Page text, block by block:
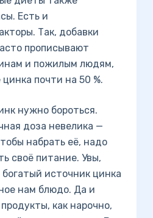
Есть и
Так, добавки
прописывают
и пожилым людям,
почти на 50 %.
нужно бороться.
доза невелика —
набрать её, надо
своё питание. Увы,
источник цинка
нам блюдо. Да и
как нарочно,